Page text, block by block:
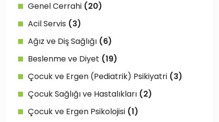
Genel Cerrahi (20)
Acil Servis (3)
Ağız ve Diş Sağlığı (6)
Beslenme ve Diyet (19)
Çocuk ve Ergen (Pediatrik) Psikiyatri (3)
Çocuk Sağlığı ve Hastalıkları (2)
Çocuk ve Ergen Psikolojisi (1)